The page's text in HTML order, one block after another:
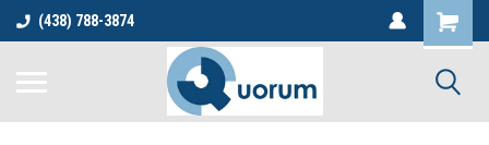
(438) 788-3874